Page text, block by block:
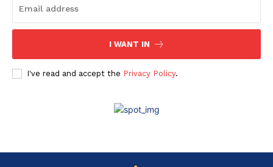
I WANT IN
I've read and accept the Privacy Policy.